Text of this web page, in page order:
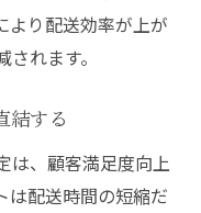
より配送効率が上が
れます。
結する
は、顧客満足度向上
は配送時間の短縮だ